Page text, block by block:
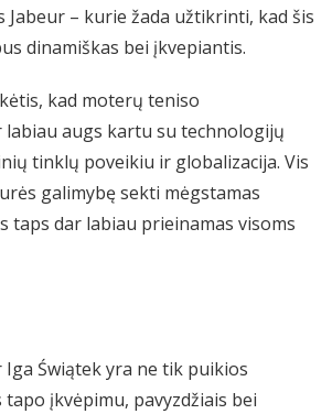
Jabeur – kurie žada užtikrinti, kad šis
dinamiškas bei įkvepiantis.
kad moterų teniso
augs kartu su technologijų
tinklų poveikiu ir globalizacija. Vis
galimybę sekti mėgstamas
taps dar labiau prieinamas visoms
Iga Świątek yra ne tik puikios
įkvėpimu, pavyzdžiais bei